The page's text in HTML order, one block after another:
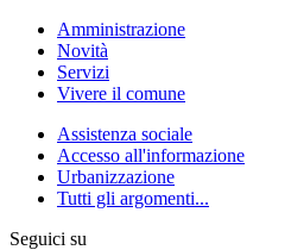
Amministrazione
Novità
Servizi
Vivere il comune
Assistenza sociale
Accesso all'informazione
Urbanizzazione
Tutti gli argomenti...
Seguici su